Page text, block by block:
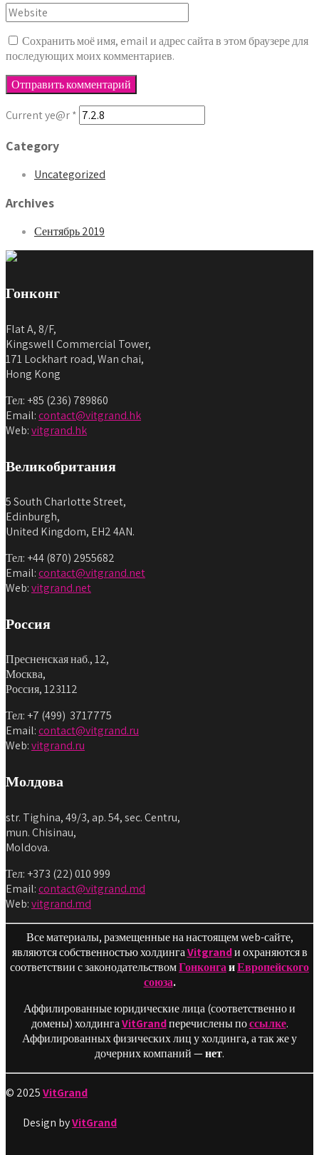
Сохранить моё имя, email и адрес сайта в этом браузере для
последующих моих комментариев.
Current ye@r*
Category
Uncategorized
Archives
Сентябрь 2019
Гонконг
Flat A, 8/F,
Kingswell Commercial Tower,
171 Lockhart road, Wan chai,
Hong Kong
Тел: +85 (236) 789860
Email:contact@vitgrand.hk
Web:vitgrand.hk
Великобритания
5 South Charlotte Street,
Edinburgh,
United Kingdom, EH2 4AN.
Тел: +44 (870) 2955682
Email:contact@vitgrand.net
Web:vitgrand.net
Россия
Пресненская наб., 12,
Москва,
Россия, 123112
Тел: +7 (499) 3717775
Email:contact@vitgrand.ru
Web:vitgrand.ru
Молдова
str. Tighina, 49/3, ap. 54, sec. Centru,
mun. Chisinau,
Moldova.
Тел: +373 (22) 010 999
Email:contact@vitgrand.md
Web:vitgrand.md
Все материалы, размещенные на настоящем web-сайте,
являются собственностью холдингаVitgrandи охраняются в
соответствии с законодательствомГонконгаиЕвропейского
союза.
Аффилированные юридические лица (соответственно и
домены) холдингаVitGrandперечислены поссылке.
Аффилированных физических лиц у холдинга, а так же у
дочерних компаний —нет.
© 2025VitGrand
Design byVitGrand